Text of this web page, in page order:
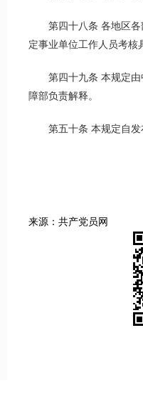
第四十八条 各地区各
定事业单位工作人员考核
第四十九条 本规定由
障部负责解释。
第五十条 本规定自发
来源：共产党员网